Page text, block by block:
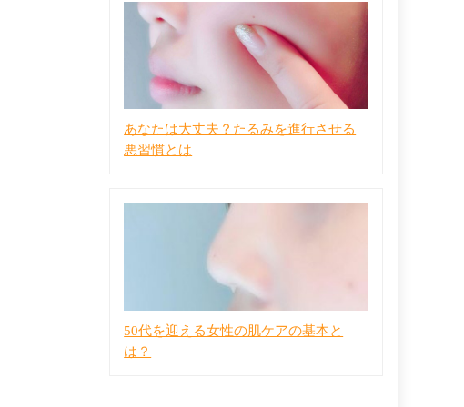
あなたは大丈夫？たるみを進行させる
悪習慣とは
50代を迎える女性の肌ケアの基本と
は？